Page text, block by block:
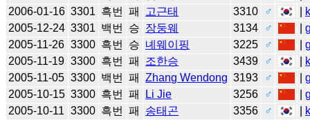
2006-01-16 3301 흑번 패 고근태 3310 ♂
2005-12-24 3301 백번 승 장둥웨 3134 ♂ |
2005-11-26 3300 흑번 승 녜웨이핑 3225 ♂ |
2005-11-19 3300 흑번 패 조한승 3439 ♂
2005-11-05 3300 백번 패 Zhang Wendong 3193 ♂ |
2005-10-15 3300 흑번 패 Li Jie 3256 ♂ |
2005-10-11 3300 흑번 패 송태곤 3356 ♂